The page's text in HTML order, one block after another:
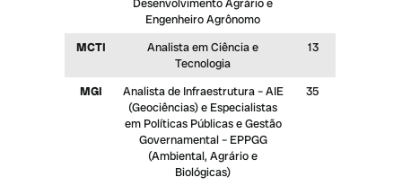
Desenvolvimento Agrário e
Engenheiro Agrônomo
MCTI
Analista em Ciência e
Tecnologia
13
MGI
Analista de Infraestrutura – AIE
(Geociências) e Especialistas
em Políticas Públicas e Gestão
Governamental – EPPGG
(Ambiental, Agrário e
Biológicas)
35